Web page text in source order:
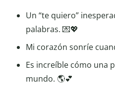
Un “te quiero”
palabras. 💌💖
Mi corazón sonríe
Es increíble cómo una
mundo. 🌎💕